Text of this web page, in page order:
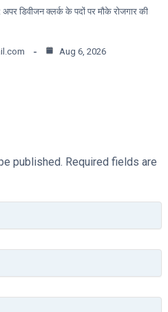
डिवीजन क्लर्क के पदों पर मौके रोजगार की
Aug 6, 2026
published. Required fields are